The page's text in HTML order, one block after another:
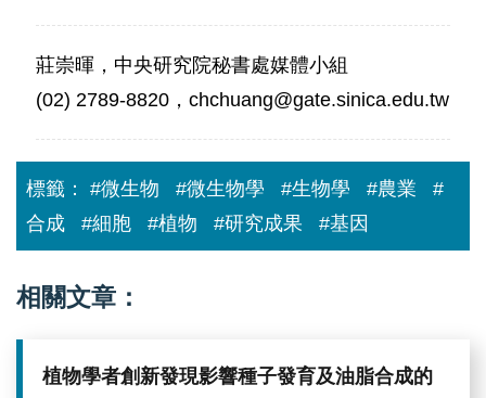
莊崇暉，中央研究院秘書處媒體小組
(02) 2789-8820，chchuang@gate.sinica.edu.tw
標籤： #微生物 #微生物學 #生物學 #農業
#
合成
#細胞 #植物 #研究成果 #基因
相關文章：
植物學者創新發現影響種子發育及油脂合成的